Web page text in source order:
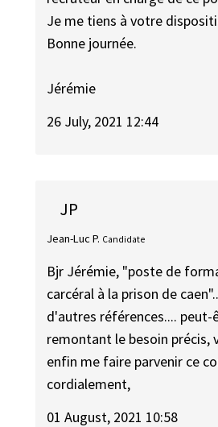
Je me tiens à votre
Bonne journée.
Jérémie
26 July, 2021 12:44
JP
Jean-Luc P. Candidate
Bjr Jérémie, "poste de
carcéral à la prison de
d'autres références.... peut-
remontant le besoin précis,
enfin me faire parvenir ce
cordialement,
01 August, 2021 10:58